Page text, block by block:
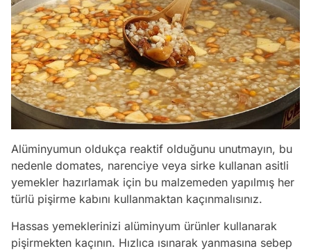
Alüminyumun oldukça reaktif olduğunu unutmayın, bu
nedenle domates, narenciye veya sirke kullanan asitli
yemekler hazırlamak için bu malzemeden yapılmış her
türlü pişirme kabını kullanmaktan kaçınmalısınız.
Hassas yemeklerinizi alüminyum ürünler kullanarak
pişirmekten kaçının. Hızlıca ısınarak yanmasına sebep